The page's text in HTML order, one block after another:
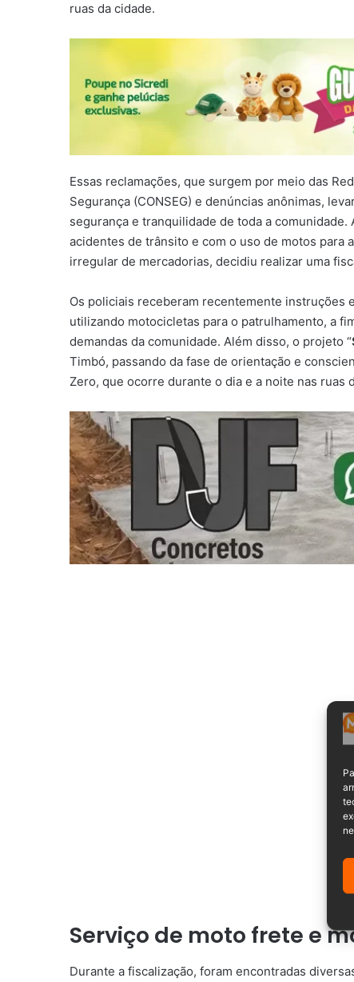
ruas da cidade.
Essas reclamações, que surgem por meio das
Segurança (CONSEG) e denúncias anônimas,
segurança e tranquilidade de toda a
acidentes de trânsito e com o uso de motos
irregular de mercadorias, decidiu realizar uma
Os policiais receberam recentemente instruções
utilizando motocicletas para o patrulhamento, a
demandas da comunidade. Além disso, o projeto “
Timbó, passando da fase de orientação e
Zero, que ocorre durante o dia e a noite nas ruas
Serviço de moto frete e
Durante a fiscalização, foram encontradas